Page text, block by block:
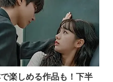
で楽しめる作品も！下半